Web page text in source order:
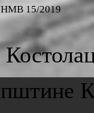
15/2019